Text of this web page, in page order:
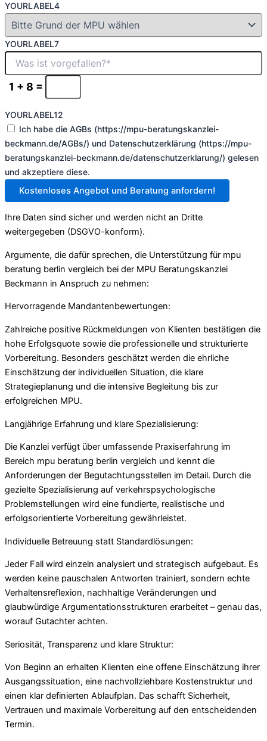
YOURLABEL4
YOURLABEL7
1 + 8 =
YOURLABEL12
Ich habe die AGBs (https://mpu-beratungskanzlei-
beckmann.de/AGBs/) und Datenschutzerklärung (https://mpu-
beratungskanzlei-beckmann.de/datenschutzerklarung/) gelesen
und akzeptiere diese.
Kostenloses Angebot und Beratung anfordern!
Ihre Daten sind sicher und werden nicht an Dritte
weitergegeben (DSGVO-konform).
Argumente, die dafür sprechen, die Unterstützung für mpu
beratung berlin vergleich bei der MPU Beratungskanzlei
Beckmann in Anspruch zu nehmen:
Hervorragende Mandantenbewertungen:
Zahlreiche positive Rückmeldungen von Klienten bestätigen die
hohe Erfolgsquote sowie die professionelle und strukturierte
Vorbereitung. Besonders geschätzt werden die ehrliche
Einschätzung der individuellen Situation, die klare
Strategieplanung und die intensive Begleitung bis zur
erfolgreichen MPU.
Langjährige Erfahrung und klare Spezialisierung:
Die Kanzlei verfügt über umfassende Praxiserfahrung im
Bereich mpu beratung berlin vergleich und kennt die
Anforderungen der Begutachtungsstellen im Detail. Durch die
gezielte Spezialisierung auf verkehrspsychologische
Problemstellungen wird eine fundierte, realistische und
erfolgsorientierte Vorbereitung gewährleistet.
Individuelle Betreuung statt Standardlösungen:
Jeder Fall wird einzeln analysiert und strategisch aufgebaut. Es
werden keine pauschalen Antworten trainiert, sondern echte
Verhaltensreflexion, nachhaltige Veränderungen und
glaubwürdige Argumentationsstrukturen erarbeitet – genau das,
worauf Gutachter achten.
Seriosität, Transparenz und klare Struktur:
Von Beginn an erhalten Klienten eine offene Einschätzung ihrer
Ausgangssituation, eine nachvollziehbare Kostenstruktur und
einen klar definierten Ablaufplan. Das schafft Sicherheit,
Vertrauen und maximale Vorbereitung auf den entscheidenden
Termin.